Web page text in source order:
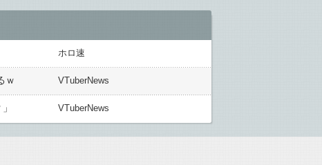
ホロ速
ｗ VTuberNews
VTuberNews